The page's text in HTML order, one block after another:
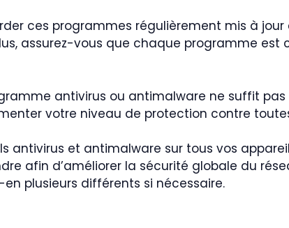
ces programmes régulièrement mis à jour
assurez-vous que chaque programme
antivirus ou antimalware ne suffit
votre niveau de protection contre
antivirus et antimalware sur tous vos
afin d’améliorer la sécurité globale du
plusieurs différents si nécessaire.